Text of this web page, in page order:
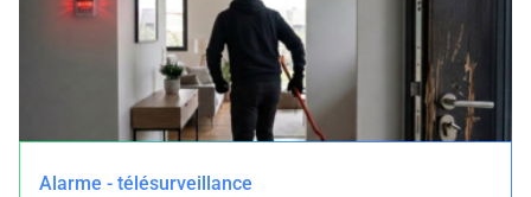
Alarme - télésurveillance